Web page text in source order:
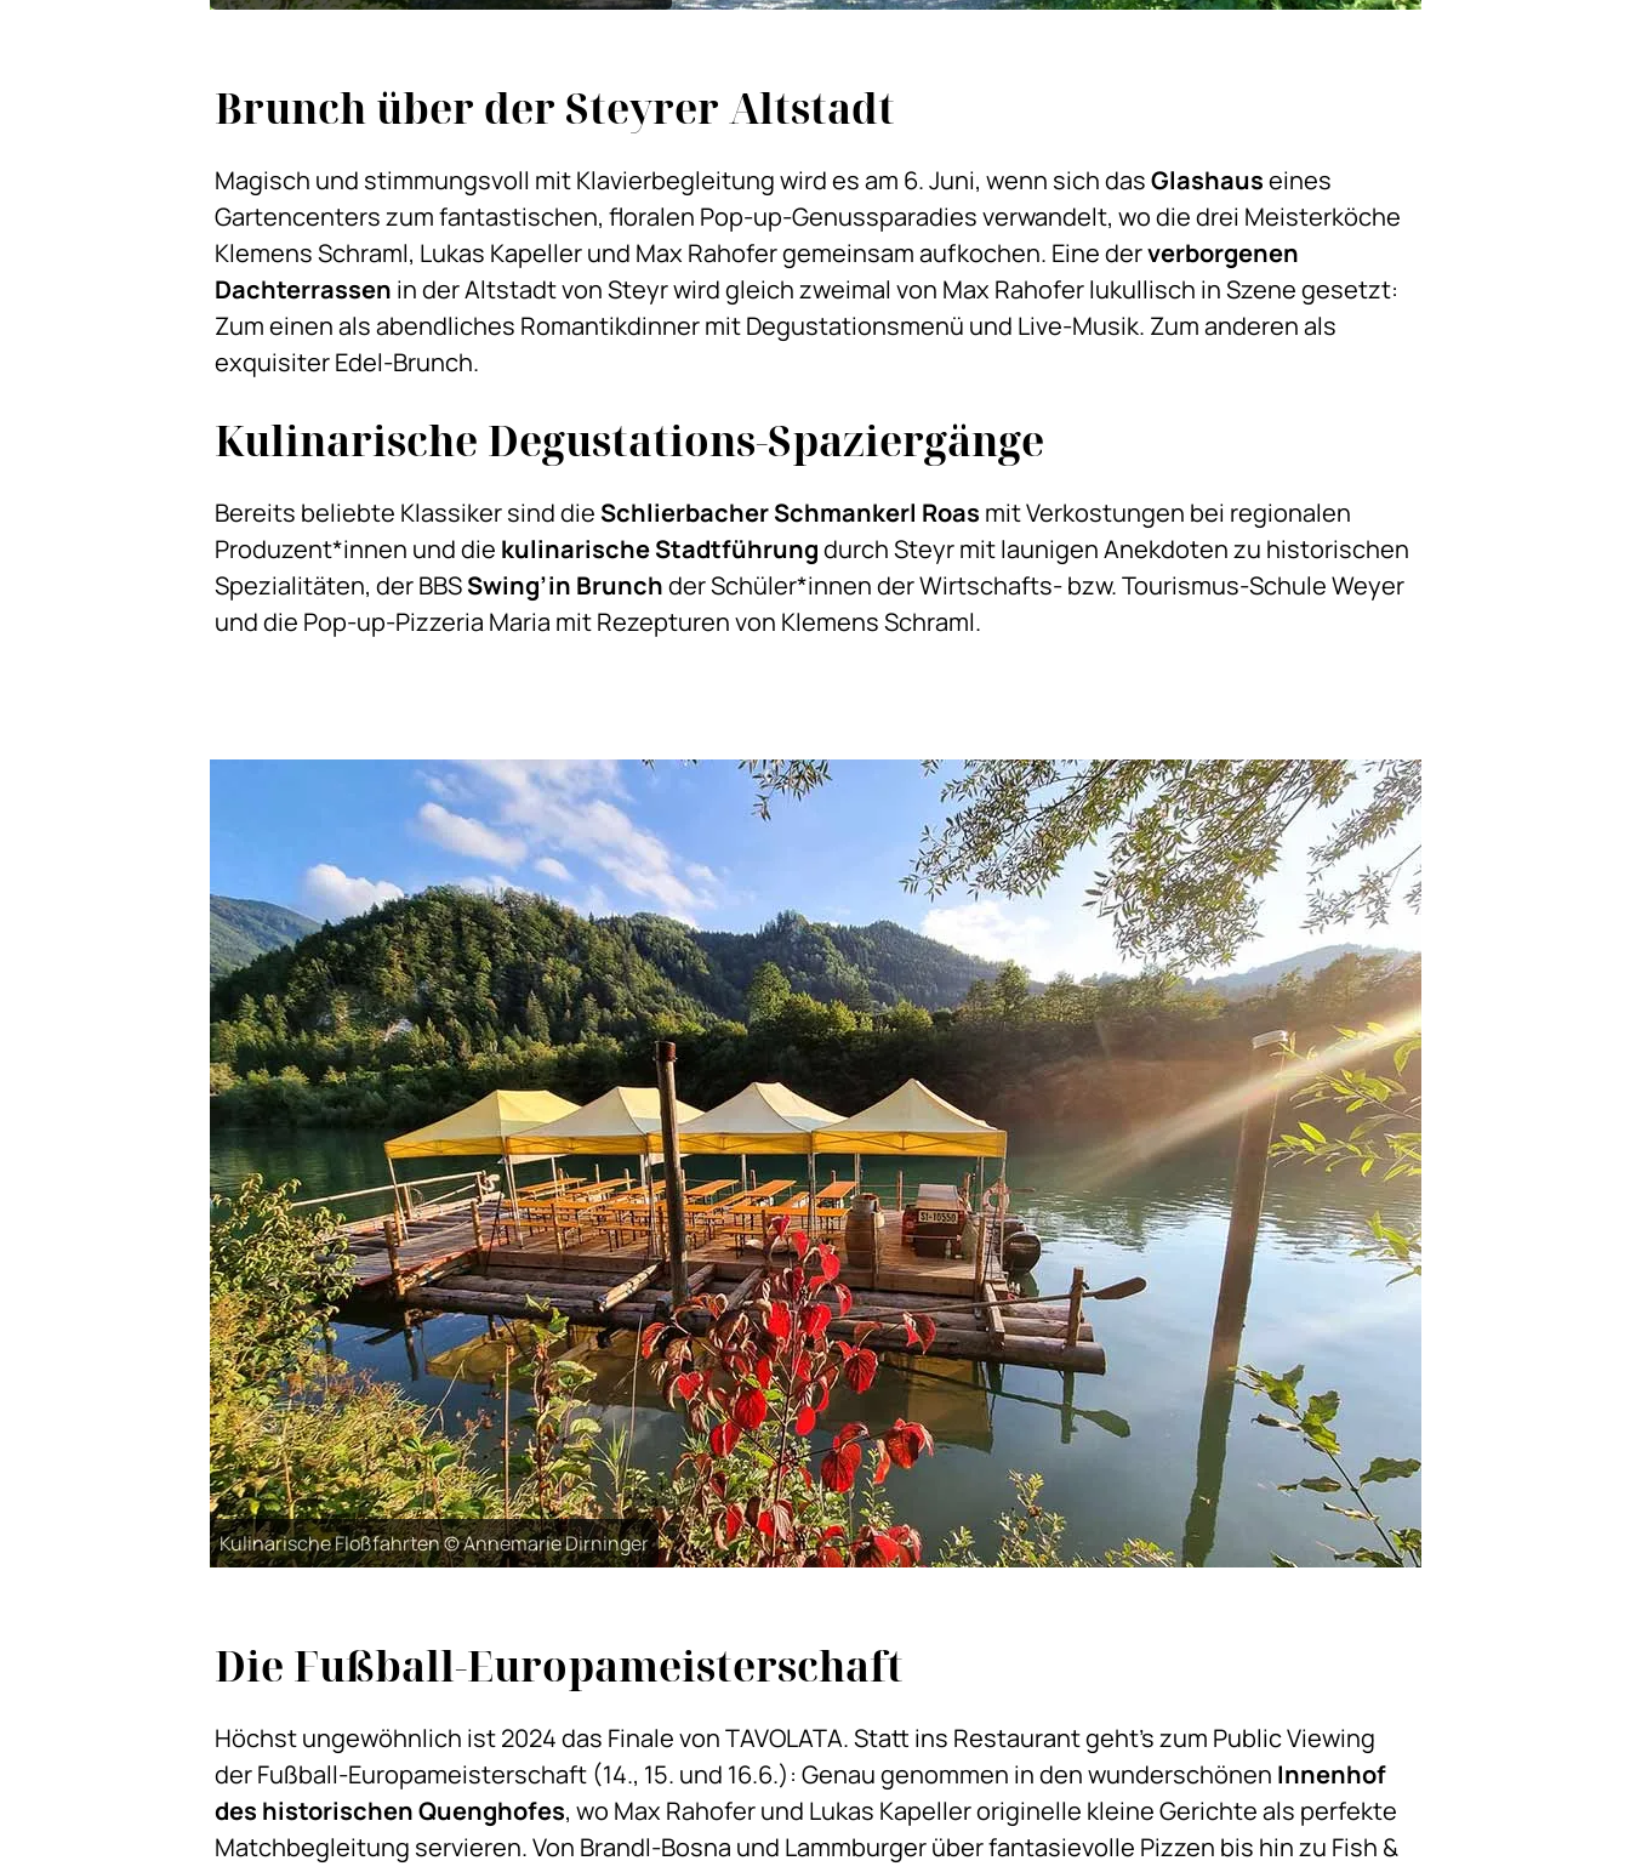
Brunch über der Steyrer Altstadt
Magisch und stimmungsvoll mit Klavierbegleitung wird es am 6. Juni, wenn sich dasGlashauseines
Gartencenters zum fantastischen, floralen Pop-up-Genussparadies verwandelt, wo die drei Meisterköche
Klemens Schraml, Lukas Kapeller und Max Rahofer gemeinsam aufkochen. Eine derverborgenen
Dachterrassen in der Altstadt von Steyr wird gleich zweimal von Max Rahofer lukullisch in Szene gesetzt:
Zum einen als abendliches Romantikdinner mit Degustationsmenü und Live-Musik. Zum anderen als
exquisiter Edel-Brunch.
Kulinarische Degustations-Spaziergänge
Bereits beliebte Klassiker sind die Schlierbacher Schmankerl Roas mit Verkostungen bei regionalen
Produzent*innen und die kulinarische Stadtführungdurch Steyr mit launigen Anekdoten zu historischen
Spezialitäten, der BBSSwing’in Brunchder Schüler*innen der Wirtschafts- bzw. Tourismus-Schule Weyer
und die Pop-up-Pizzeria Maria mit Rezepturen von Klemens Schraml.
Kulinarische Floßfahrten © Annemarie Dirninger
Die Fußball-Europameisterschaft
Höchst ungewöhnlich ist 2024 das Finale von TAVOLATA. Statt ins Restaurant geht’s zum Public Viewing
der Fußball-Europameisterschaft (14., 15. und 16.6.): Genau genommen in den wunderschönen Innenhof
des historischen Quenghofes, wo Max Rahofer und Lukas Kapeller originelle kleine Gerichte als perfekte
Matchbegleitung servieren. Von Brandl-Bosna und Lammburger über fantasievolle Pizzen bis hin zu Fish &